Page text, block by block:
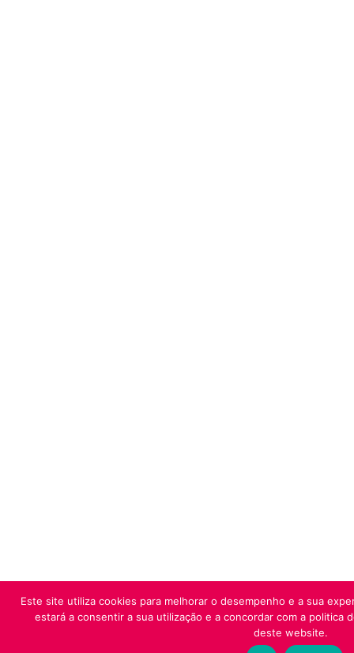
Este site utiliza cookies para melhorar o desempenho e a sua
estará a consentir a sua utilização e a concordar com a politica
deste website.